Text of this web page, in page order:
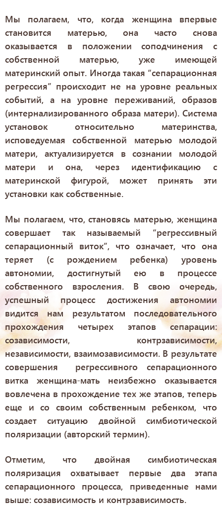
Мы полагаем, что, когда женщина впервые
становится матерью, она часто снова
оказывается в положении соподчинения с
собственной матерью, уже имеющей
материнский опыт. Иногда такая “сепарационная
регрессия” происходит не на уровне реальных
событий, а на уровне переживаний, образов
(интернализированного образа матери). Система
установок относительно материнства,
исповедуемая собственной матерью молодой
матери, актуализируется в сознании молодой
матери и она, через идентификацию с
материнской фигурой, может принять эти
установки как собственные.
Мы полагаем, что, становясь матерью, женщина
совершает так называемый “регрессивный
сепарационный виток”, что означает, что она
теряет (с рождением ребенка) уровень
автономии, достигнутый ею в процессе
собственного взросления. В свою очередь,
успешный процесс достижения автономии
видится нам результатом последовательного
прохождения четырех этапов сепарации:
созависимости, контрзависимости,
независимости, взаимозависимости. В результате
совершения регрессивного сепарационного
витка женщина-мать неизбежно оказывается
вовлечена в прохождение тех же этапов, теперь
еще и со своим собственным ребенком, что
создает ситуацию двойной симбиотической
поляризации (авторский термин).
Отметим, что двойная симбиотическая
поляризация охватывает первые два этапа
сепарационного процесса, приведенные нами
выше: созависимость и контрзависимость.